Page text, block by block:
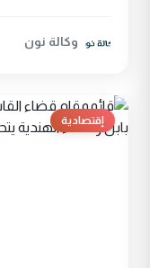
وكالة نون
إقتصادية